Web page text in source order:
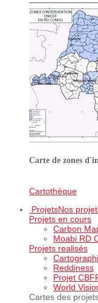
Carte de zones
Cartothèque
ProjetsNos
Projets en cours
Carbon
Moabi RD
Projets realisés
Reddiness
Projet
World
Cartes des